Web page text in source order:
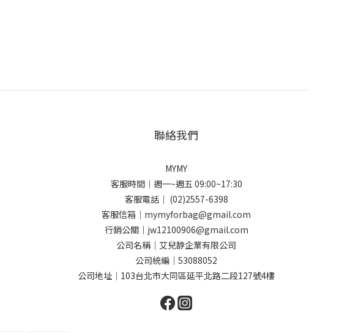
聯絡我們
MYMY
客服時間｜週一~週五 09:00~17:30
客服電話｜ (02)2557-6398
客服信箱｜mymyforbag@gmail.com
行銷公關｜jw12100906@gmail.com
公司名稱｜艾兒馞企業有限公司
公司統編｜53088052
公司地址｜103台北市大同區延平北路二段127號4樓